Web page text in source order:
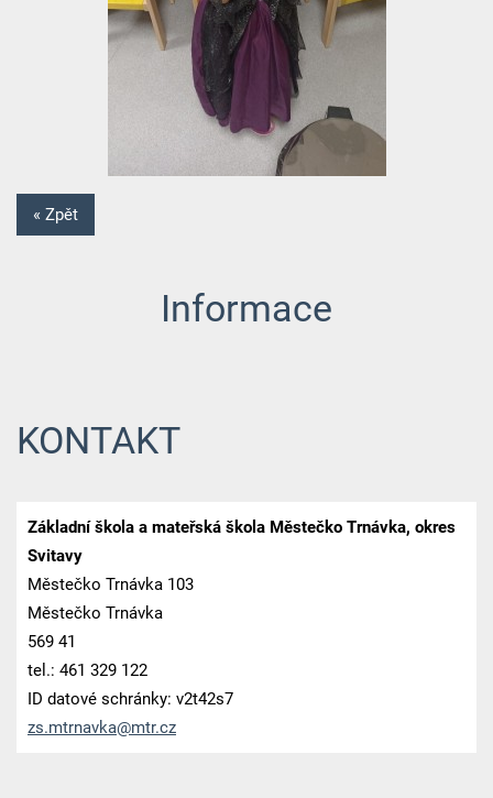
« Zpět
Informace
KONTAKT
Základní škola a mateřská škola Městečko Trnávka, okres
Svitavy
Městečko Trnávka 103
Městečko Trnávka
569 41
tel.: 461 329 122
ID datové schránky: v2t42s7
zs.mtrnavka@mtr.cz